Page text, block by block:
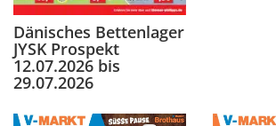
Dänisches Bettenlager
JYSK Prospekt
12.07.2026 bis
29.07.2026